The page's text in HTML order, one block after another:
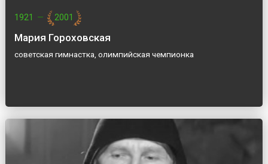
1921 — 2001
Мария Гороховская
советская гимнастка, олимпийская чемпионка